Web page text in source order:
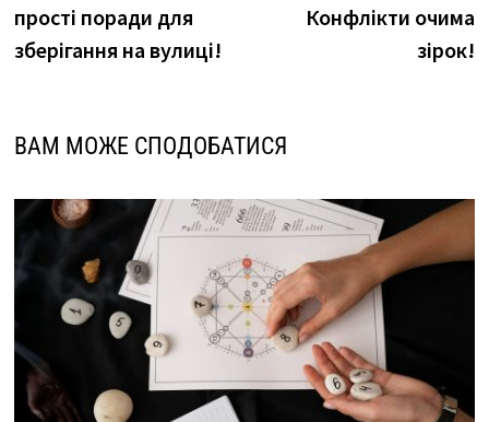
прості поради для
зберігання на вулиці!
Конфлікти очима
зірок!
ВАМ МОЖЕ СПОДОБАТИСЯ